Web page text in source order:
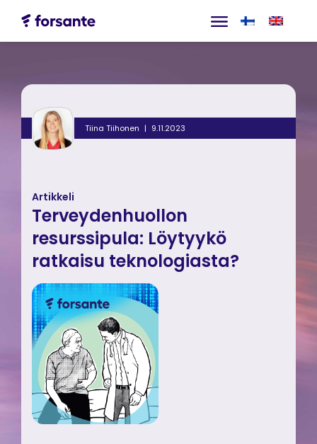
Tiina Tiihonen 9.11.2023
Artikkeli
Terveydenhuollon
resurssipula: Löytyykö
ratkaisu teknologiasta?